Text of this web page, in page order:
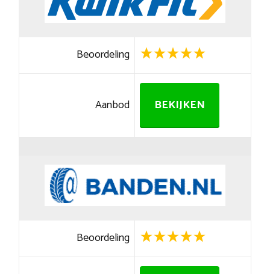
Beoordeling
Aanbod BEKIJKEN
Beoordeling